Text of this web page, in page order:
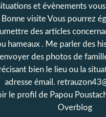
et évènements
Bonne visite Vous pourrez
des articles
hameaux . Me parler des
des photos de
bien le lieu ou la
adresse émail.
le profil de Papou
Overblog